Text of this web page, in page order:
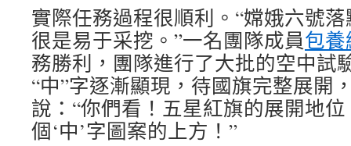
實際任務過程很順利。“嫦娥六號
很是易于采挖。”一名團隊成員包養
務勝利，團隊進行了大批的空中試
“中”字逐漸顯現，待國旗完整展開
說：“你們看！五星紅旗的展開地
個‘中’字圖案的上方！”